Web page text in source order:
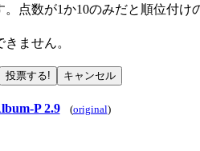
点数が1か10のみだと順位付け
ません。
P 2.9 (original)